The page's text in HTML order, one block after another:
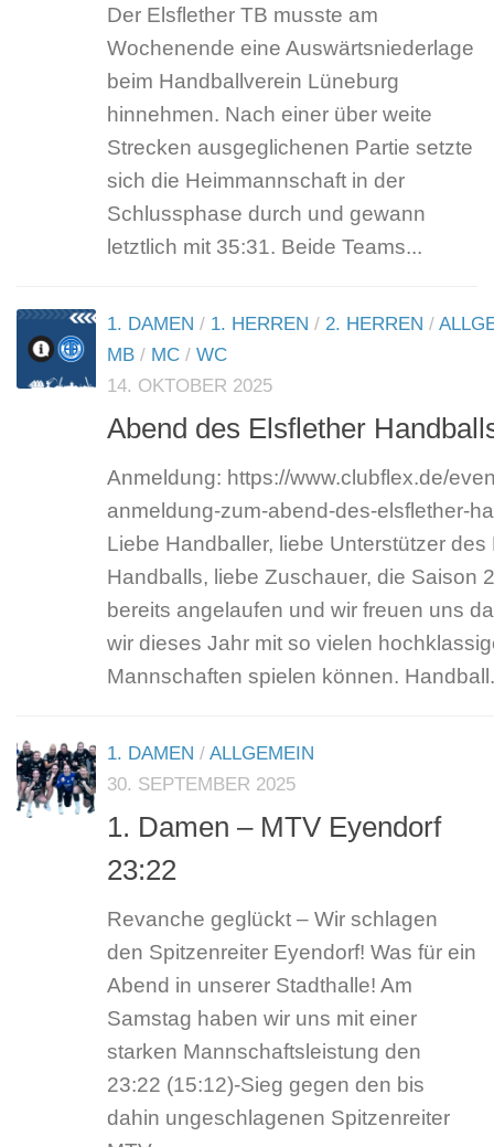
Der Elsflether TB musste am
Wochenende eine Auswärtsniederlage
beim Handballverein Lüneburg
hinnehmen. Nach einer über weite
Strecken ausgeglichenen Partie setzte
sich die Heimmannschaft in der
Schlussphase durch und gewann
letztlich mit 35:31. Beide Teams...
1. DAMEN / 1. HERREN / 2. HERREN /
MB / MC / WC
14. OKTOBER 2025
Abend des Elsflether
Anmeldung: https://www.clubflex.de/
anmeldung-zum-abend-des-elsflether-
Liebe Handballer, liebe Unterstützer des
Handballs, liebe Zuschauer, die Saison
bereits angelaufen und wir freuen uns
wir dieses Jahr mit so vielen
Mannschaften spielen können.
1. DAMEN / ALLGEMEIN
30. SEPTEMBER 2025
1. Damen – MTV Eyendorf
23:22
Revanche geglückt – Wir schlagen
den Spitzenreiter Eyendorf! Was für ein
Abend in unserer Stadthalle! Am
Samstag haben wir uns mit einer
starken Mannschaftsleistung den
23:22 (15:12)-Sieg gegen den bis
dahin ungeschlagenen Spitzenreiter